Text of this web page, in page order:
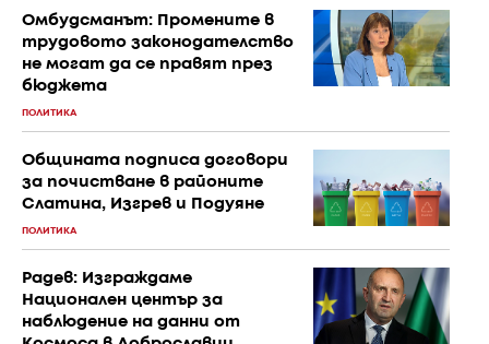
Омбудсманът: Промените в
трудовото законодателство
не могат да се правят през
бюджета
ПОЛИТИКА
Общината подписа договори
за почистване в районите
Слатина, Изгрев и Подуяне
ПОЛИТИКА
Радев: Изграждаме
Национален център за
наблюдение на данни от